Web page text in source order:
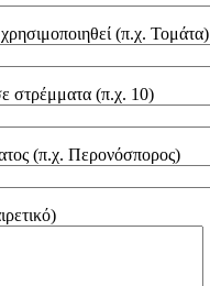
(π.χ. Τομάτα)
στρέμματα (π.χ. 10)
(π.χ. Περονόσπορος)